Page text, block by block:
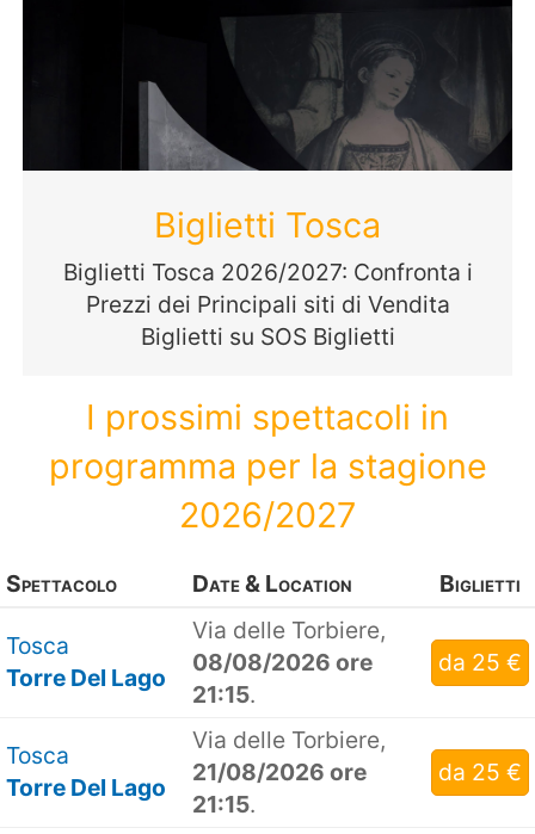
Biglietti Tosca
Biglietti Tosca 2026/2027: Confronta i
Prezzi dei Principali siti di Vendita
Biglietti su SOS Biglietti
I prossimi spettacoli in
programma per la stagione
2026/2027
Spettacolo Date & Location Biglietti
Tosca
Torre Del Lago
Via delle Torbiere,
08/08/2026 ore
21:15.
da 25 €
Tosca
Torre Del Lago
Via delle Torbiere,
21/08/2026 ore
21:15.
da 25 €